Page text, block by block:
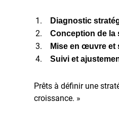
Diagnostic
Conception de la
Mise en œuvre et
Suivi et
Prêts à définir une
croissance. »